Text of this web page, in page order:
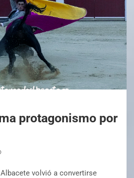
protagonismo por
volvió a convertirse